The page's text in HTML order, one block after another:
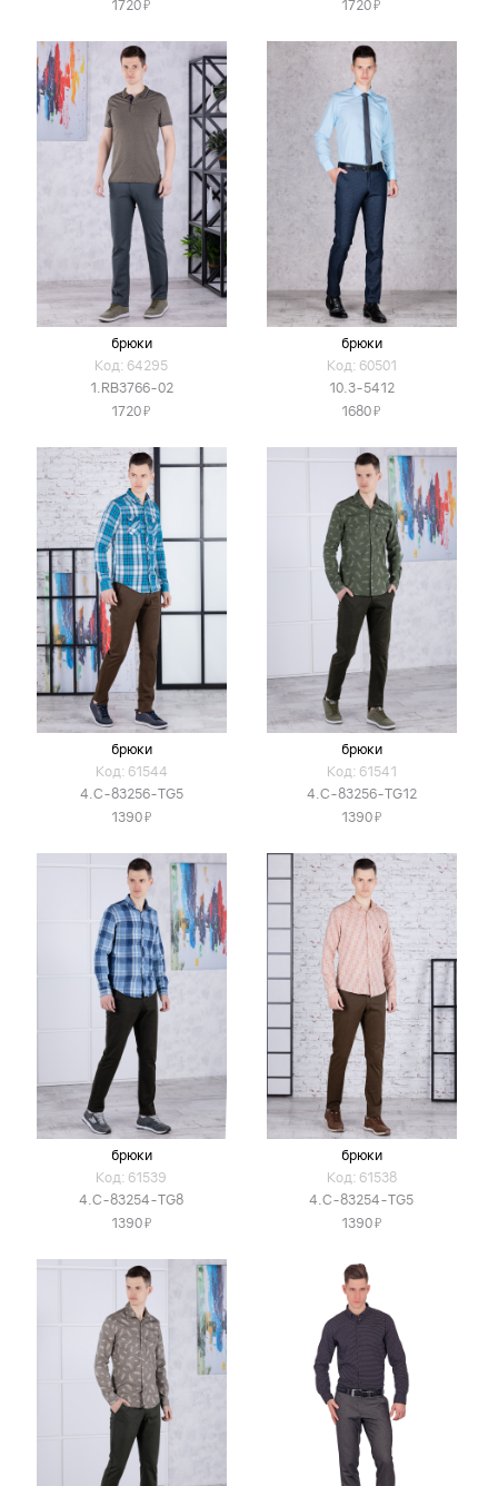
1720Я
1720Я
брюки
Код: 64295
1.RB3766-02
1720Я
брюки
Код: 60501
10.3-5412
1680Я
брюки
Код: 61544
4.C-83256-TG5
1390Я
брюки
Код: 61541
4.C-83256-TG12
1390Я
брюки
Код: 61539
4.C-83254-TG8
1390Я
брюки
Код: 61538
4.C-83254-TG5
1390Я